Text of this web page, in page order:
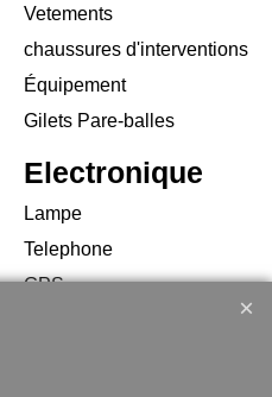
Vetements
chaussures d'interventions
Équipement
Gilets Pare-balles
Electronique
Lampe
Telephone
GPS